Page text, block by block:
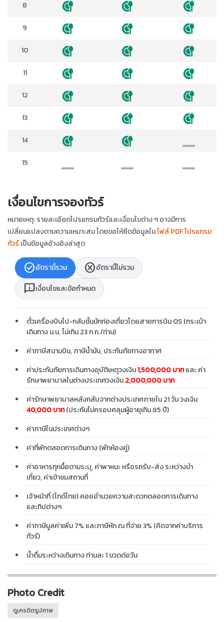
8
9
10
11
12
13
14
15
เงื่อนไขการจองทัวร์
หมายเหตุ: รายละเอียดโปรแกรมทัวร์และเงื่อนไขต่าง ๆ อาจมีการ
เปลี่ยนแปลงตามความเหมาะสม โดยขอให้ยึดข้อมูลในไฟล์ PDF โปรแกรม
ทัวร์เป็นข้อมูลอ้างอิงล่าสุด
check_circleอัตรานี้รวม cancelอัตรานี้ไม่รวม
chat_infoเงื่อนไขและข้อกำหนด
ตั๋วเครื่องบินไป-กลับชั้นนักท่องเที่ยวโดยสายการบิน OS (กระเป๋า
เดินทาง น.น. ไม่เกิน 23 ก.ก./ท่าน)
ค่าภาษีสนามบิน, ภาษีน้ำมัน, ประกันภัยทางอากาศ
ค่าประกันภัยการเดินทางอุบัติเหตุวงเงิน1,500,000 บาทและ ค่า
รักษาพยาบาลในต่างประเทศวงเงิน2,000,000 บาท
ค่ารักษาพยาบาลหลังกลับจากต่างประเทศภายใน 21 วัน วงเงิน
40,000 บาท(ประกันไม่ครอบคลุมผู้อายุเกิน 85 ปี)
ค่าภาษีในประเทศต่างๆ
ค่าที่พักตลอดการเดินทาง (พักห้องคู่)
ค่าอาหารทุกมื้อตามระบุ, ค่าพาหนะ หรือรถรับ-ส่ง ระหว่างนำ
เที่ยว, ค่าเข้าชมสถานที่
เจ้าหน้าที่ (ไกด์ไทย) คอยอำนวยความสะดวกตลอดการเดินทาง
และทิปต่างๆ
ค่าภาษีมูลค่าเพิ่ม 7% และภาษีหัก ณ ที่จ่าย 3% (คิดจากค่าบริการ
ทัวร์)
น้ำดื่มระหว่างเดินทาง ท่านละ 1 ขวดต่อวัน
Photo Credit
ดูเครดิตรูปภาพ